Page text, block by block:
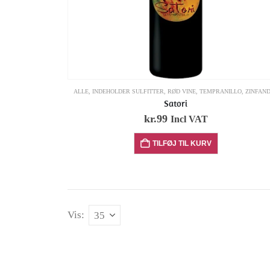
ALLE ,INDEHOLDER SULFITTER ,RØD VINE ,TEMPRANILLO ,
Satori
kr.99 Incl VAT
TILFØJ TIL KURV
Vis: